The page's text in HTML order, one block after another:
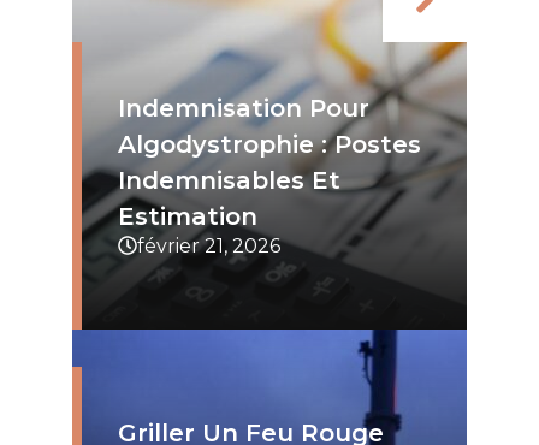
Indemnisation Pour
Algodystrophie : Postes
Indemnisables Et
Estimation
février 21, 2026
Griller Un Feu Rouge